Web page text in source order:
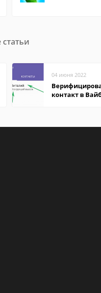
04 июня 2022
контакт в